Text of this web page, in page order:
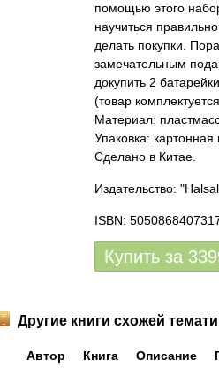
помощью этого
научиться
делать покупки.
замечательным
докупить 2
(товар
Материал:
Упаковка: картонная
Сделано в Китае.
Издательство:
ISBN:
Купить за
Другие книги схожей
Автор Книга Описание